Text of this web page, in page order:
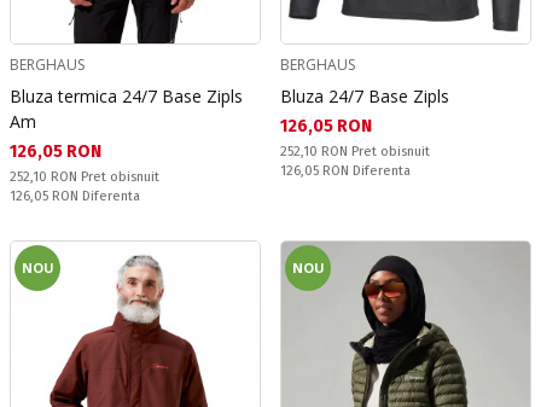
BERGHAUS
Bluza termica 24/7 Base Zipls
Am
Текуща цена:
126,05 RON
Pret obisnuit:
252,10 RON Pret obisnuit
Спестявате:
126,05 RON Diferenta
BERGHAUS
Bluza 24/7 Base Zipls
Текуща цена:
126,05 RON
Pret obisnuit:
252,10 RON Pret obisnuit
Спестявате:
126,05 RON Diferenta
NOU NOU